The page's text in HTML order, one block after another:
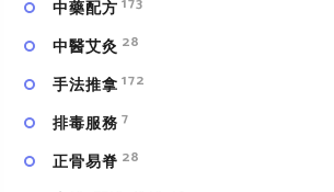
中藥配方
中醫艾灸 28
手法推拿 172
排毒服務 7
正骨易脊 28